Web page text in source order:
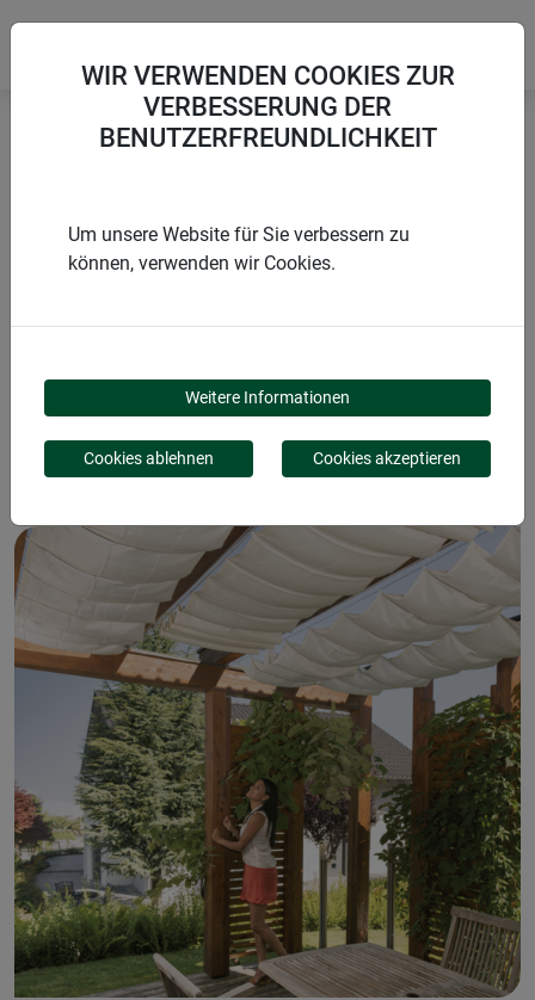
PRODUKTE
MONTAGE-SET
SEILZUGSYSTEM
WIR VERWENDEN COOKIES ZUR
VERBESSERUNG DER
BENUTZERFREUNDLICHKEIT
Um unsere Website für Sie verbessern zu
können, verwenden wir Cookies.
Weitere Informationen
Cookies ablehnen Cookies akzeptieren